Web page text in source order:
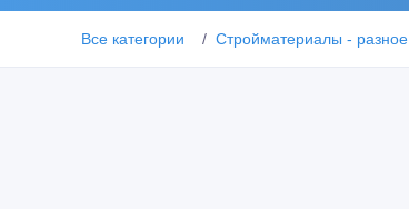
Все категории Стройматериалы - разное